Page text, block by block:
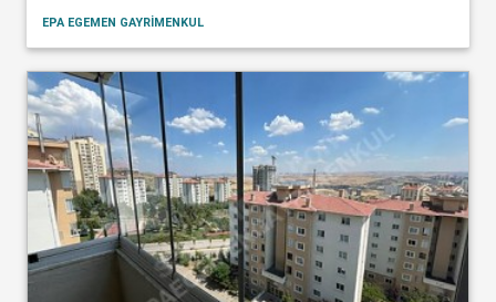
EPA EGEMEN GAYRİMENKUL